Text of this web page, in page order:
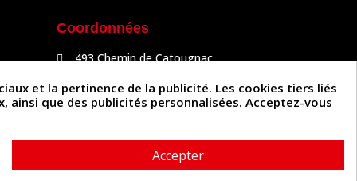
Coordonnées
493 Chemin de Catougnac
05 63 34 51 88
contact@cuirenstock.com
et la pertinence de la publicité. Les cookies tiers liés
que des publicités personnalisées. Acceptez-vous
Accepter